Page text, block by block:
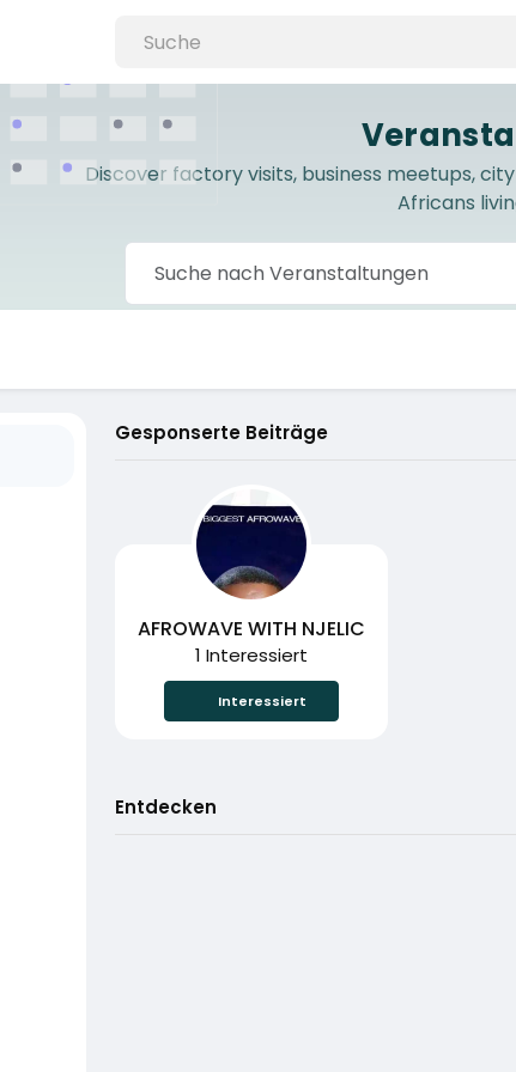
Discover factory visits, business meetups,
Africans
Gesponserte Beiträge
AFROWAVE WITH NJELIC
1 Interessiert
Interessiert
Entdecken